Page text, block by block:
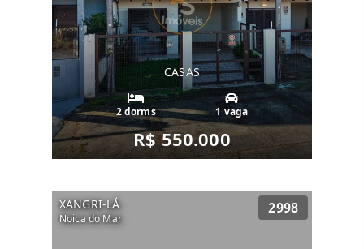
CASAS
2 dorms 1 vaga
R$ 550.000
XANGRI-LÁ
Noica do Mar
2998